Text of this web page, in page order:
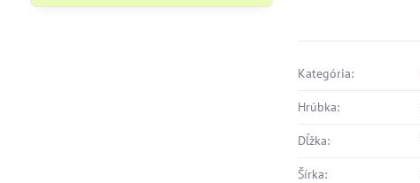
Kategória:
Hrúbka:
Dĺžka:
Šírka: